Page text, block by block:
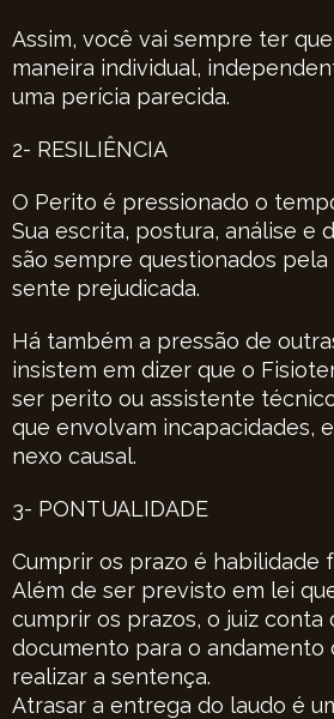
Assim, você vai sempre ter
maneira individual,
uma perícia parecida.
2- RESILIÊNCIA
O Perito é pressionado o
Sua escrita, postura, análise e
são sempre questionados
sente prejudicada.
Há também a pressão de
insistem em dizer que o
ser perito ou assistente
que envolvam incapacidades,
nexo causal.
3- PONTUALIDADE
Cumprir os prazo é habilidade
Além de ser previsto em lei
cumprir os prazos, o juiz conta
documento para o andamento
realizar a sentença.
Atrasar a entrega do laudo é